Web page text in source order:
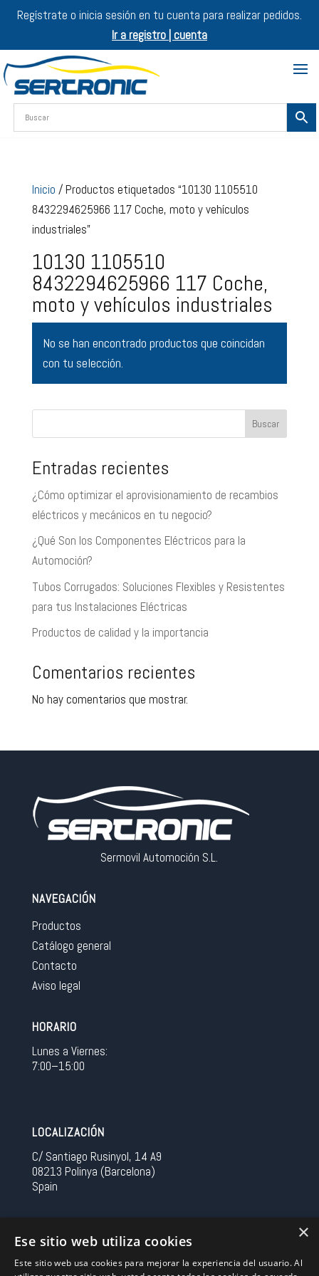
Regístrate o inicia sesión en tu cuenta para realizar pedidos.
Ir a registro | cuenta
Inicio / Productos etiquetados “10130 1105510
8432294625966 117 Coche, moto y vehículos
industriales”
10130 1105510
8432294625966 117 Coche,
moto y vehículos industriales
No se han encontrado productos que coincidan
con tu selección.
Buscar
Entradas recientes
¿Cómo optimizar el aprovisionamiento de recambios
eléctricos y mecánicos en tu negocio?
¿Qué Son los Componentes Eléctricos para la
Automoción?
Tubos Corrugados: Soluciones Flexibles y Resistentes
para tus Instalaciones Eléctricas
Productos de calidad y la importancia
Comentarios recientes
No hay comentarios que mostrar.
Sermovil Automoción S.L.
NAVEGACIÓN
Productos
Catálogo general
Contacto
Aviso legal
HORARIO
Lunes a Viernes:
7:00–15:00
LOCALIZACIÓN
C/ Santiago Rusinyol, 14 A9
08213 Polinya (Barcelona)
Spain
Tel 0034 93 713 37 30
sermovil@sertronic.es
×
Ese sitio web utiliza cookies
Este sitio web usa cookies para mejorar la experiencia del usuario. Al